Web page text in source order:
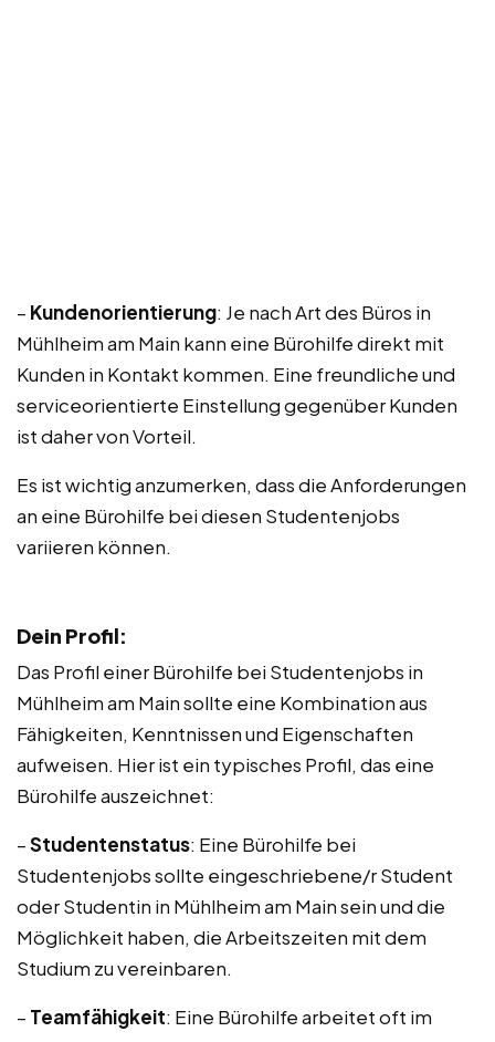
– Kundenorientierung: Je nach Art des Büros in
Mühlheim am Main kann eine Bürohilfe direkt mit
Kunden in Kontakt kommen. Eine freundliche und
serviceorientierte Einstellung gegenüber Kunden
ist daher von Vorteil.
Es ist wichtig anzumerken, dass die Anforderungen
an eine Bürohilfe bei diesen Studentenjobs
variieren können.
Dein Profil:
Das Profil einer Bürohilfe bei Studentenjobs in
Mühlheim am Main sollte eine Kombination aus
Fähigkeiten, Kenntnissen und Eigenschaften
aufweisen. Hier ist ein typisches Profil, das eine
Bürohilfe auszeichnet:
–Studentenstatus: Eine Bürohilfe bei
Studentenjobs sollte eingeschriebene/r Student
oder Studentin in Mühlheim am Main sein und die
Möglichkeit haben, die Arbeitszeiten mit dem
Studium zu vereinbaren.
– Teamfähigkeit: Eine Bürohilfe arbeitet oft im